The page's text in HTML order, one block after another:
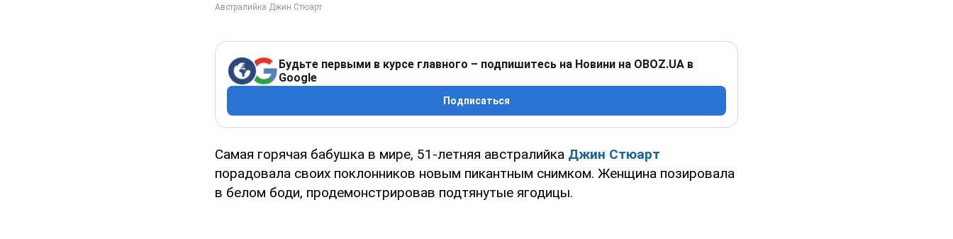
Будьте первыми в курсе главного – подпишитесь на Новини на OBOZ.UA в
Google
Подписаться
Самая горячая бабушка в мире, 51-летняя австралийка Джин Стюарт
порадовала своих поклонников новым пикантным снимком. Женщина позировала
в белом боди, продемонстрировав подтянутые ягодицы.